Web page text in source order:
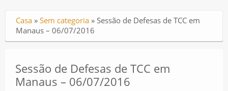
DMS – UFPEL
UNA – SUS
P2K
FALE CONOSCO
Casa »Sem categoria » Sessão de Defesas de TCC em
Manaus – 06/07/2016
Sessão de Defesas de TCC em
Manaus – 06/07/2016